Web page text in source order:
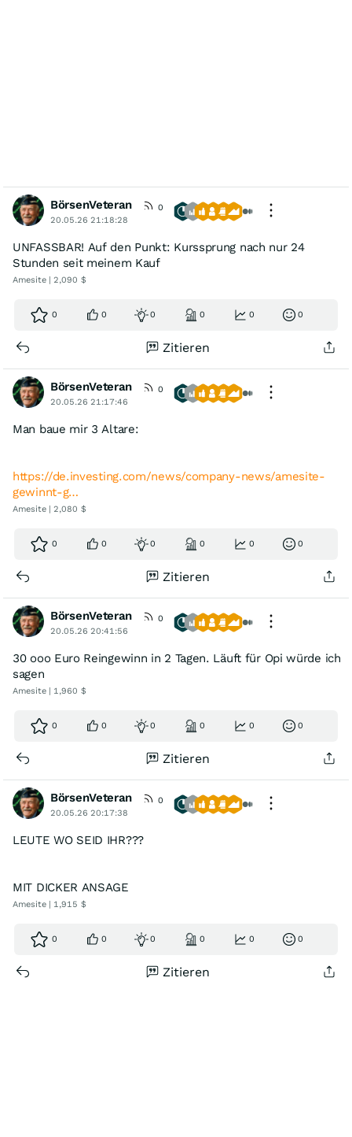
BörsenVeteran
0
20.05.26 21:18:28
UNFASSBAR! Auf den Punkt: Kurssprung nach nur 24
Stunden seit meinem Kauf
Amesite | 2,090 $
0 0 0 0 0 0
Zitieren
BörsenVeteran
0
20.05.26 21:17:46
Man baue mir 3 Altare:
https://de.investing.com/news/company-news/amesite-
gewinnt-g…
Amesite | 2,080 $
0 0 0 0 0 0
Zitieren
BörsenVeteran
0
20.05.26 20:41:56
30 ooo Euro Reingewinn in 2 Tagen. Läuft für Opi würde ich
sagen
Amesite | 1,960 $
0 0 0 0 0 0
Zitieren
BörsenVeteran
0
20.05.26 20:17:38
LEUTE WO SEID IHR???
MIT DICKER ANSAGE
Amesite | 1,915 $
0 0 0 0 0 0
Zitieren